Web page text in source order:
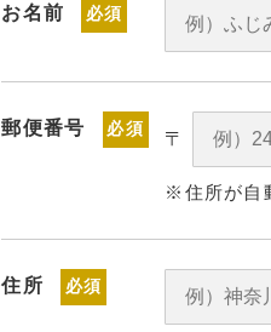
お名前 必須
郵便番号 必須 〒
※住所が自
住所 必須